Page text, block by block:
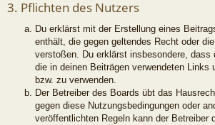
3. Pflichten des Nutzers
Du erklärst mit der Erstellung eines
enthält, die gegen geltendes Recht oder
verstoßen. Du erklärst insbesondere, dass
die in deinen Beiträgen verwendeten Links
bzw. zu verwenden.
Der Betreiber des Boards übt das
gegen diese Nutzungsbedingungen oder
veröffentlichten Regeln kann der Betreiber